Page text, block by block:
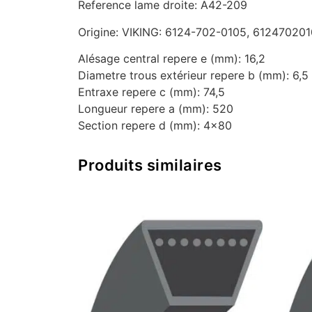
Reference lame droite: A42-209
Origine: VIKING: 6124-702-0105,
Alésage central repere e (mm): 16,2
Diametre trous extérieur repere b (mm): 6,5
Entraxe repere c (mm): 74,5
Longueur repere a (mm): 520
Section repere d (mm): 4×80
Produits similaires